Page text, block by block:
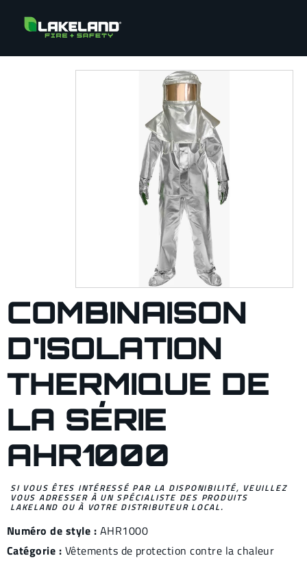
COMBINAISON
D'ISOLATION
THERMIQUE DE
LA SÉRIE
AHR1000
SI VOUS ÊTES INTÉRESSÉ PAR LA DISPONIBILITÉ, VEUILLEZ
VOUS ADRESSER À UN SPÉCIALISTE DES PRODUITS
LAKELAND OU À VOTRE DISTRIBUTEUR LOCAL.
Numéro de style : AHR1000
Catégorie : Vêtements de protection contre la chaleur